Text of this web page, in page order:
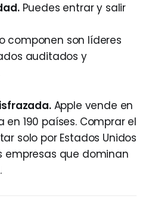
Puedes entrar y salir
componen son líderes
auditados y
Apple vende en
en 190 países. Comprar el
solo por Estados Unidos
empresas que dominan